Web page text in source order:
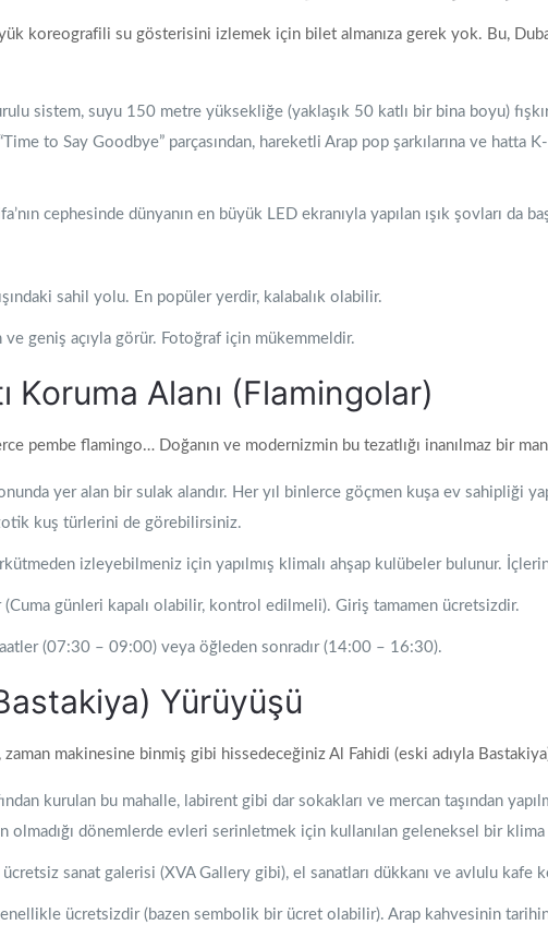
koreografili su gösterisini izlemek için bilet almanıza gerek yok. Bu,
sistem, suyu 150 metre yüksekliğe (yaklaşık 50 katlı bir bina boyu)
to Say Goodbye” parçasından, hareketli Arap pop şarkılarına ve
cephesinde dünyanın en büyük LED ekranıyla yapılan ışık şovları da
sahil yolu. En popüler yerdir, kalabalık olabilir.
ve geniş açıyla görür. Fotoğraf için mükemmeldir.
Koruma Alanı (Flamingolar)
pembe flamingo… Doğanın ve modernizmin bu tezatlığı inanılmaz bir
yer alan bir sulak alandır. Her yıl binlerce göçmen kuşa ev sahipliği
kuş türlerini de görebilirsiniz.
izleyebilmeniz için yapılmış klimalı ahşap kulübeler bulunur.
(Cuma günleri kapalı olabilir, kontrol edilmeli). Giriş tamamen ücretsizdir.
(07:30 – 09:00) veya öğleden sonradır (14:00 – 16:30).
Yürüyüşü
makinesine binmiş gibi hissedeceğiniz Al Fahidi (eski adıyla
kurulan bu mahalle, labirent gibi dar sokakları ve mercan taşından
olmadığı dönemlerde evleri serinletmek için kullanılan geleneksel bir
sanat galerisi (XVA Gallery gibi), el sanatları dükkanı ve avlulu kafe
ücretsizdir (bazen sembolik bir ücret olabilir). Arap kahvesinin